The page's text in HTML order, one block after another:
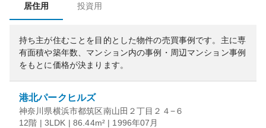
居住用 投資用
持ち主が住むことを目的とした物件の売買事例です。 主に専
有面積や築年数、マンション内の事例・周辺マンション事例
をもとに価格が決まります。
港北パークヒルズ
神奈川県横浜市都筑区南山田２丁目２４−６
12階 | 3LDK | 86.44m² | 1996年07月